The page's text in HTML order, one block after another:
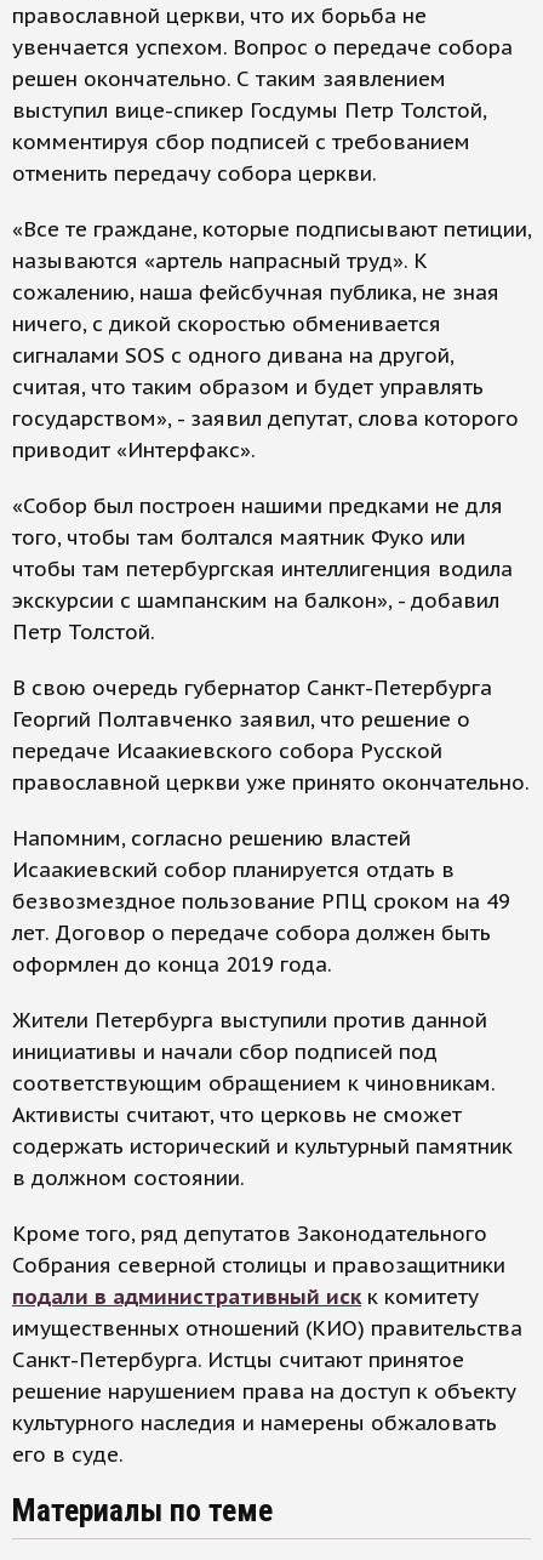
православной церкви, что их борьба не
увенчается успехом. Вопрос о передаче собора
решен окончательно. С таким заявлением
выступил вице-спикер Госдумы Петр Толстой,
комментируя сбор подписей с требованием
отменить передачу собора церкви.
«Все те граждане, которые подписывают петиции,
называются «артель напрасный труд». К
сожалению, наша фейсбучная публика, не зная
ничего, с дикой скоростью обменивается
сигналами SOS с одного дивана на другой,
считая, что таким образом и будет управлять
государством», - заявил депутат, слова которого
приводит «Интерфакс».
«Собор был построен нашими предками не для
того, чтобы там болтался маятник Фуко или
чтобы там петербургская интеллигенция водила
экскурсии с шампанским на балкон», - добавил
Петр Толстой.
В свою очередь губернатор Санкт-Петербурга
Георгий Полтавченко заявил, что решение о
передаче Исаакиевского собора Русской
православной церкви уже принято окончательно.
Напомним, согласно решению властей
Исаакиевский собор планируется отдать в
безвозмездное пользование РПЦ сроком на 49
лет. Договор о передаче собора должен быть
оформлен до конца 2019 года.
Жители Петербурга выступили против данной
инициативы и начали сбор подписей под
соответствующим обращением к чиновникам.
Активисты считают, что церковь не сможет
содержать исторический и культурный памятник
в должном состоянии.
Кроме того, ряд депутатов Законодательного
Собрания северной столицы и правозащитники
подали в административный искк комитету
имущественных отношений (КИО) правительства
Санкт-Петербурга. Истцы считают принятое
решение нарушением права на доступ к объекту
культурного наследия и намерены обжаловать
его в суде.
Материалы по теме